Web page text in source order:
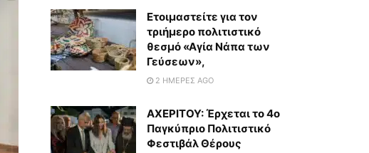
Eτοιμαστείτε για τον
τριήμερο πολιτιστικό
θεσμό «Αγία Νάπα των
Γεύσεων»,
2 ΗΜΈΡΕΣ AGO
ΑΧΕΡΙΤΟΥ: Έρχεται το 4ο
Παγκύπριο Πολιτιστικό
Φεστιβάλ Θέρους